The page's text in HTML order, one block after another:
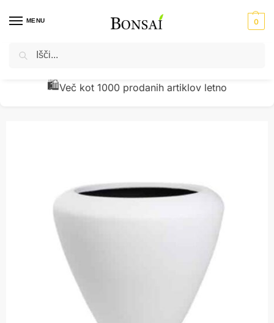
MENU 0
Domov / Okrasni lonci - cvetlična korita
🧾Preverjena kakovost z vračili pod 1 %